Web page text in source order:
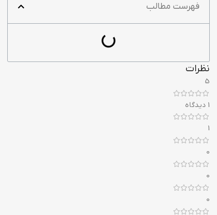
فهرست مطالب
نظرات
5
1 دیدگاه
1
0
0
0